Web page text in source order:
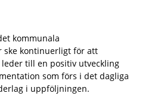
kommunala
ske kontinuerligt för att
till en positiv utveckling
som förs i det dagliga
i uppföljningen.